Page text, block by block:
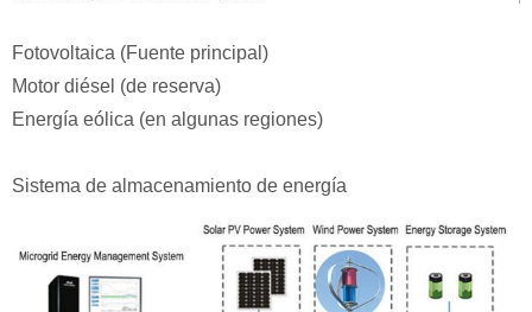
Fotovoltaica (Fuente principal)
Motor diésel (de reserva)
Energía eólica (en algunas regiones)
Sistema de almacenamiento de energía